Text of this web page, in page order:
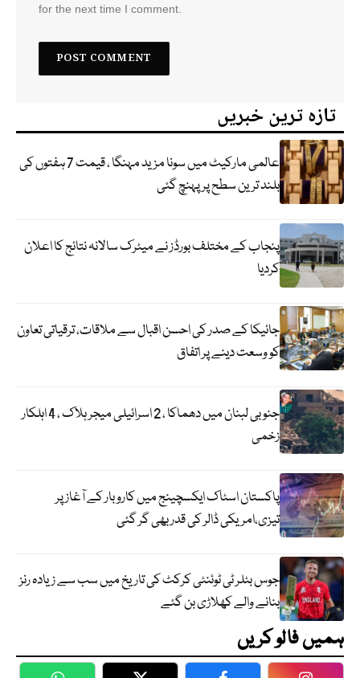
for the next time I comment.
تازہ ترین خبریں
عالمی مارکیٹ میں سونا مزید مہنگا ، قیمت 7 ہفتوں کی
بلند ترین سطح پر پہنچ گئی
پنجاب کے مختلف بورڈز نے میٹرک سالانہ نتائج کا اعلان
کردیا
جائیکا کے صدر کی احسن اقبال سے ملاقات، ترقیاتی تعاون
کو وسعت دینے پر اتفاق
جنوبی لبنان میں دھماکا ، 2 اسرائیلی میجر ہلاک ، 4 اہلکار
زخمی
پاکستان اسٹاک ایکسچینج میں کاروبار کے آغاز پر
تیزی،امریکی ڈالر کی قدر بھی گر گئی
جوس بٹلر ٹی ٹوئنٹی کرکٹ کی تاریخ میں سب سے زیادہ رنز
بنانے والے کھلاڑی بن گئے
ہمیں فالو کریں